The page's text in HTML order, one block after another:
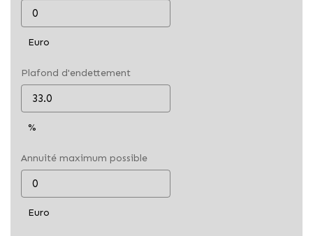
Euro
Plafond d'endettement
%
Annuité maximum possible
Euro